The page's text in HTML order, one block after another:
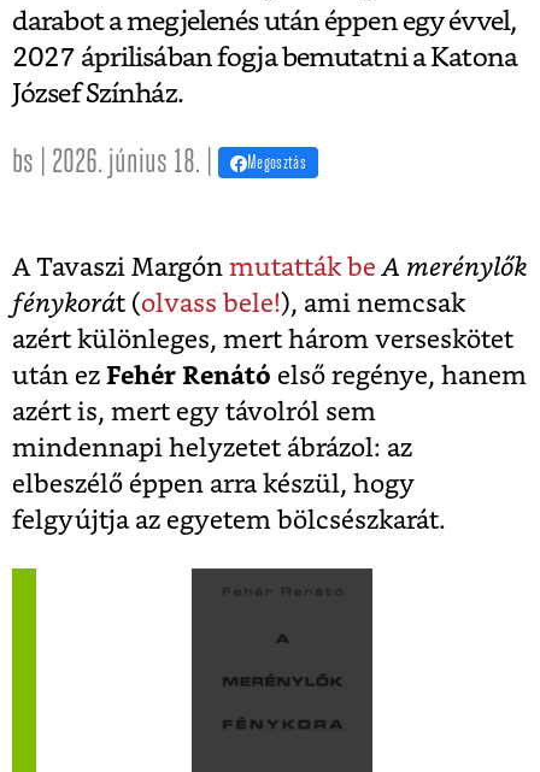
darabot a megjelenés után éppen egy évvel,
2027 áprilisában fogja bemutatni a Katona
József Színház.
bs | 2026. június 18. | Megosztás
A Tavaszi Margón mutatták be A merénylők
fénykorát (olvass bele!), ami nemcsak
azért különleges, mert három verseskötet
után ez Fehér Renátó első regénye, hanem
azért is, mert egy távolról sem
mindennapi helyzetet ábrázol: az
elbeszélő éppen arra készül, hogy
felgyújtja az egyetem bölcsészkarát.